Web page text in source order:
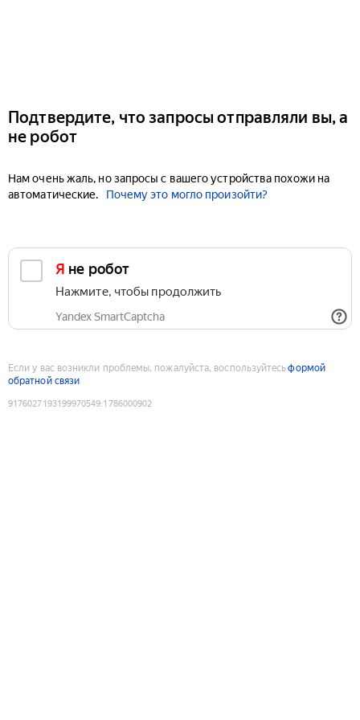
Подтвердите, что запросы отправляли вы, а
не робот
Нам очень жаль, но запросы с вашего устройства похожи на
автоматические.
Почему это могло произойти?
Я не робот
Нажмите, чтобы продолжить
Yandex SmartCaptcha
Если у вас возникли проблемы, пожалуйста, воспользуйтесьформой
обратной связи
9176027193199970549:1786000902